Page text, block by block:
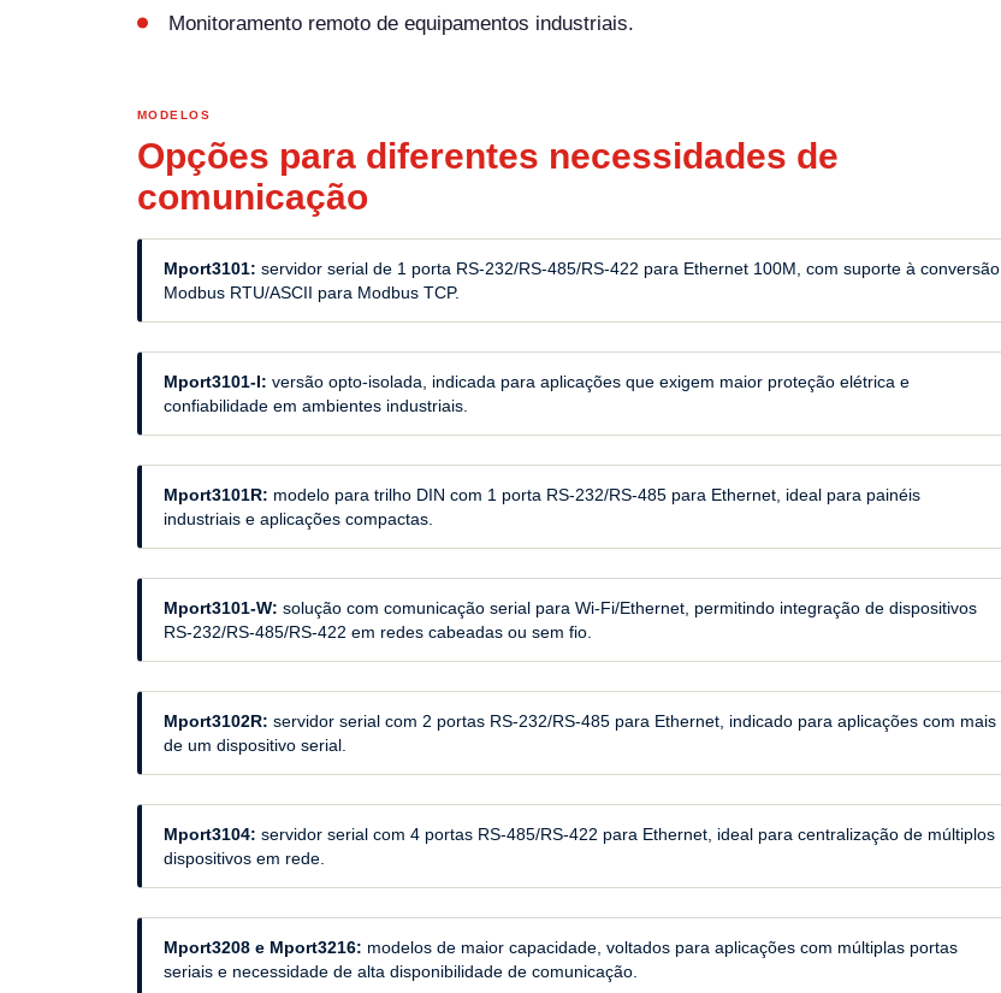
Monitoramento remoto de equipamentos industriais.
MODELOS
Opções para diferentes necessidades de
comunicação
Mport3101: servidor serial de 1 porta RS-232/RS-485/RS-422 para Ethernet 100M, com suporte à conversão
Modbus RTU/ASCII para Modbus TCP.
Mport3101-I: versão opto-isolada, indicada para aplicações que exigem maior proteção elétrica e
confiabilidade em ambientes industriais.
Mport3101R: modelo para trilho DIN com 1 porta RS-232/RS-485 para Ethernet, ideal para painéis
industriais e aplicações compactas.
Mport3101-W: solução com comunicação serial para Wi-Fi/Ethernet, permitindo integração de dispositivos
RS-232/RS-485/RS-422 em redes cabeadas ou sem fio.
Mport3102R: servidor serial com 2 portas RS-232/RS-485 para Ethernet, indicado para aplicações com mais
de um dispositivo serial.
Mport3104: servidor serial com 4 portas RS-485/RS-422 para Ethernet, ideal para centralização de múltiplos
dispositivos em rede.
Mport3208 e Mport3216: modelos de maior capacidade, voltados para aplicações com múltiplas portas
seriais e necessidade de alta disponibilidade de comunicação.